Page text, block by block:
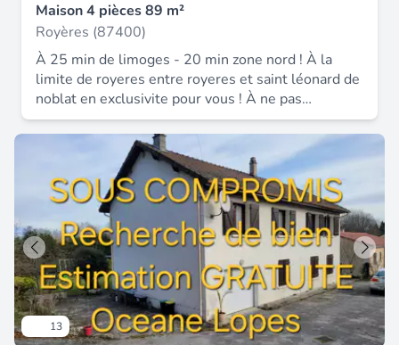
Maison 4 pièces 89 m²
Royères (87400)
À 25 min de limoges - 20 min zone nord ! À la
limite de royeres entre royeres et saint léonard de
noblat en exclusivite pour vous ! À ne pas
manquer ! Maison tout confort ! Elle se compose
d'une cuisine, une piece de vie avec vue incroyable
sur la vienne ! Une salle d'eau avec wc refaite
entierement ! À l'étage : 2 chambres, un wc un
atelier et un garage ! Le tout avec un terrain clos
et entretenu. Les + double vitrage pvc poele à
bois qui permet de chauffer la maison calme vue
incroyable commerces à 5 min en voiture.
13